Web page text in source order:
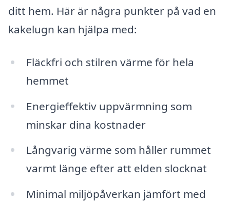
ditt hem. Här är några punkter på vad en
kakelugn kan hjälpa med:
Fläckfri och stilren värme för hela
hemmet
Energieffektiv uppvärmning som
minskar dina kostnader
Långvarig värme som håller rummet
varmt länge efter att elden slocknat
Minimal miljöpåverkan jämfört med